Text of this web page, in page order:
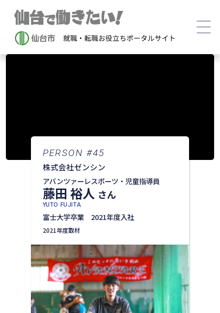
PERSON #45
株式会社ゼンシン
アバンツァーレスポーツ・児童指導員
藤田 裕人 さん
YUTO FUJITA
富士大学卒業 2021年度入社
2021年度取材